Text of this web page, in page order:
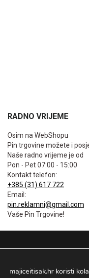
RADNO VRIJEME
Osim na WebShopu
Pin trgovine možete i
Naše radno vrijeme je od
Pon - Pet 07:00 - 15:00
Kontakt telefon:
+385 (31) 617 722
Email:
pin.reklamni@gmail.com
Vaše Pin Trgovine!
majiceitisak.hr koristi